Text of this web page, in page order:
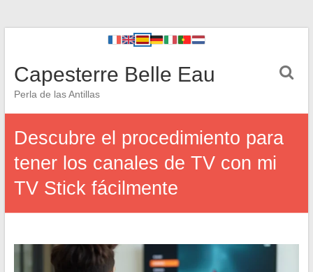
Capesterre Belle Eau
Perla de las Antillas
Descubre el procedimiento para
tener los canales de TV con mi
TV Stick fácilmente